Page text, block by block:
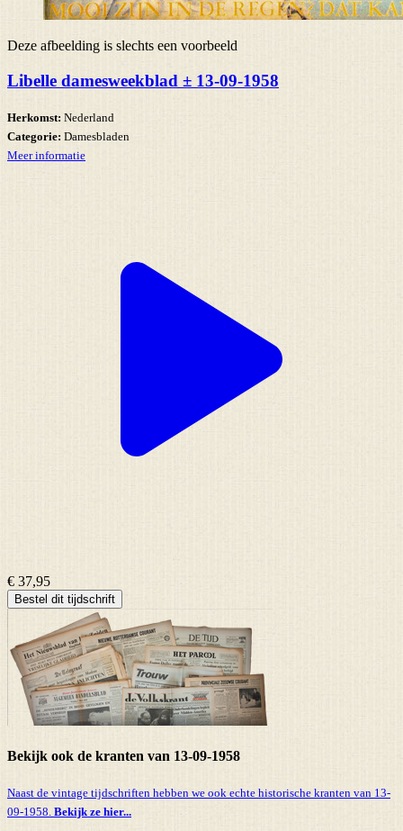
Deze afbeelding is slechts een voorbeeld
Libelle damesweekblad ± 13-09-1958
Herkomst: Nederland
Categorie: Damesbladen
Meer informatie
€ 37,95
Bestel dit tijdschrift
Bekijk ook de kranten van 13-09-1958
Naast de vintage tijdschriften hebben we ook echte historische kranten van 13-
09-1958. Bekijk ze hier...